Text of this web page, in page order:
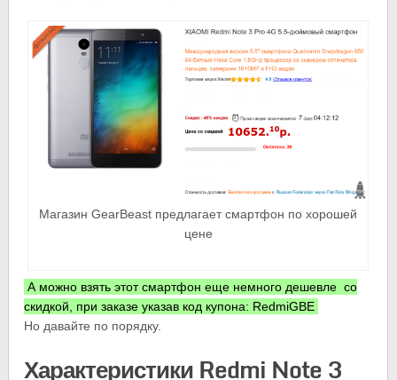
Магазин GearBeast предлагает смартфон по хорошей
цене
А можно взять этот смартфон еще немного дешевле со
скидкой, при заказе указав код купона: RedmiGBE
Но давайте по порядку.
Характеристики Redmi Note 3